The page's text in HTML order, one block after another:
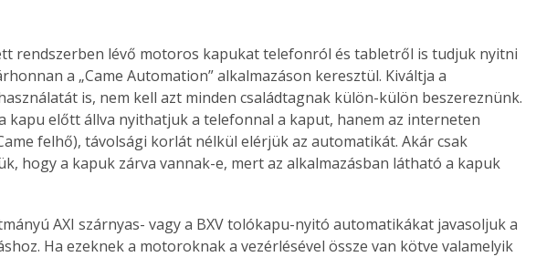
rendszerben lévő motoros kapukat telefonról és tabletről is tudjuk nyitni
a „Came Automation” alkalmazáson keresztül. Kiváltja a
is, nem kell azt minden családtagnak külön-külön beszereznünk.
kapu előtt állva nyithatjuk a telefonnal a kaput, hanem az interneten
felhő), távolsági korlát nélkül elérjük az automatikát. Akár csak
hogy a kapuk zárva vannak-e, mert az alkalmazásban látható a kapuk
AXI szárnyas- vagy a BXV tolókapu-nyitó automatikákat javasoljuk a
Ha ezeknek a motoroknak a vezérlésével össze van kötve valamelyik